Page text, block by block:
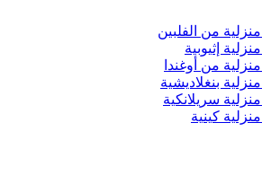
من الفلبين
إثيوبية
من أوغندا
بنغلاديشية
سريلانكية
كينية